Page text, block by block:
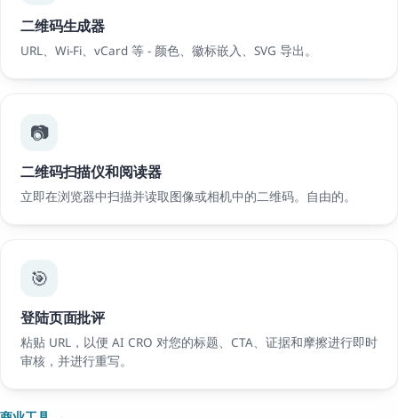
二维码生成器
URL、Wi-Fi、vCard 等 - 颜色、徽标嵌入、SVG 导出。
📷
二维码扫描仪和阅读器
立即在浏览器中扫描并读取图像或相机中的二维码。自由的。
🎯
登陆页面批评
粘贴 URL，以便 AI CRO 对您的标题、CTA、证据和摩擦进行即时
审核，并进行重写。